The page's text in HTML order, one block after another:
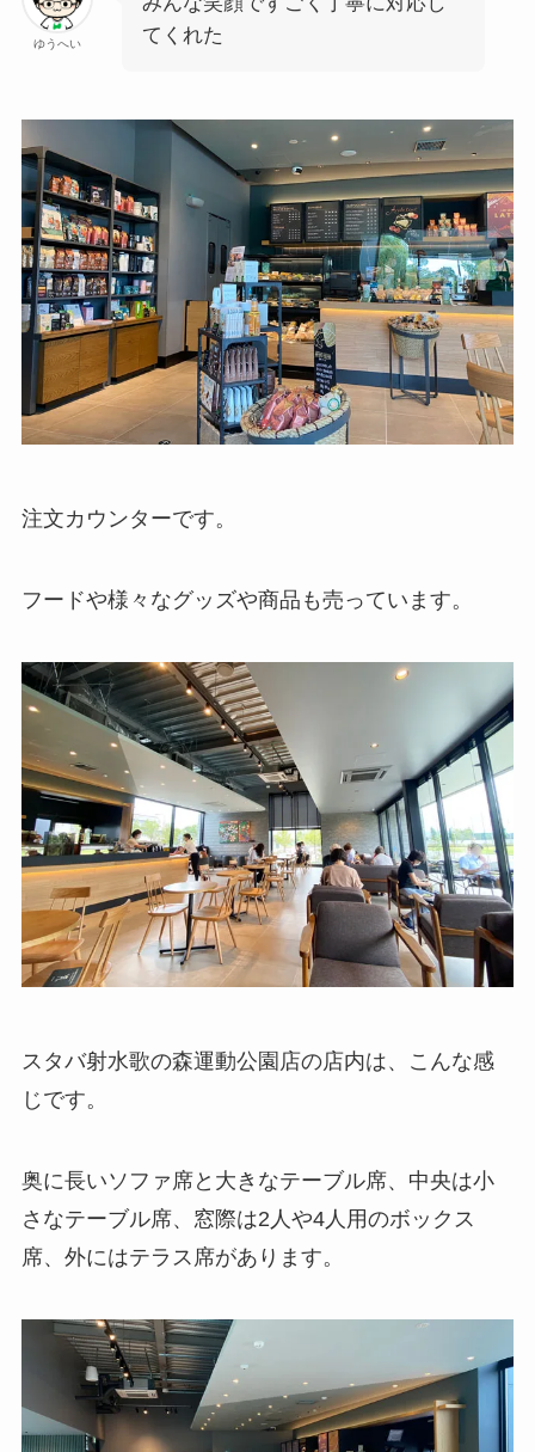
ゆうへい
てくれた
注文カウンターです。
フードや様々なグッズや商品も売っています。
スタバ射水歌の森運動公園店の店内は、こんな感
じです。
奥に長いソファ席と大きなテーブル席、中央は小
さなテーブル席、窓際は2人や4人用のボックス
席、外にはテラス席があります。